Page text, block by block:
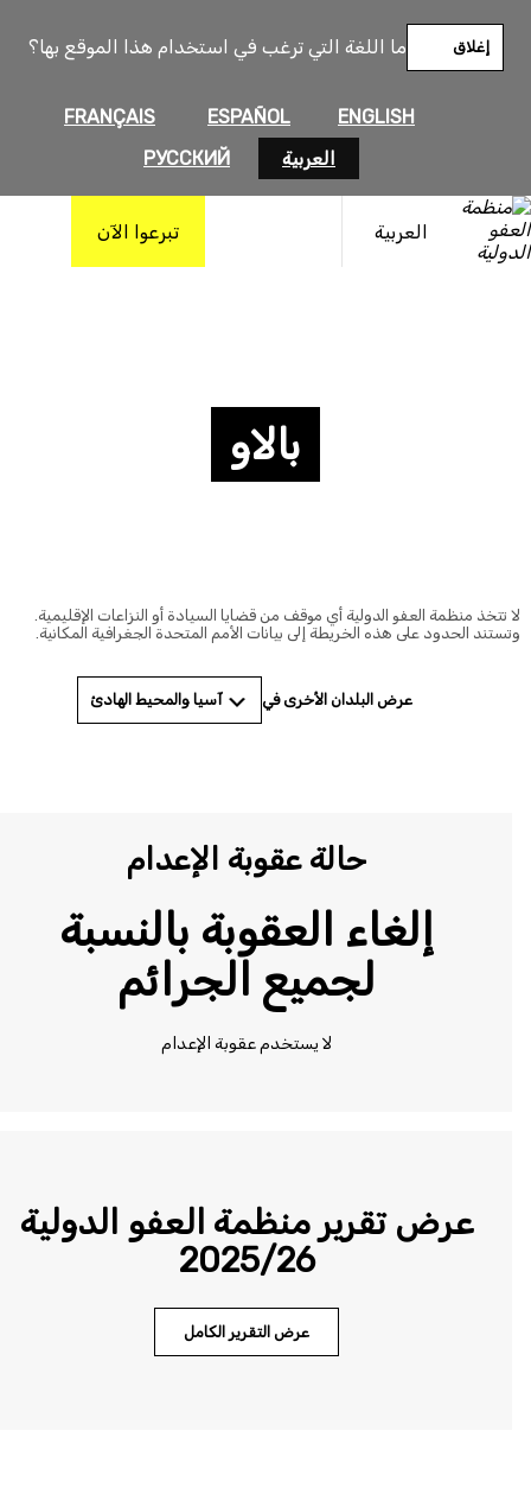
ما اللغة التي ترغب في استخدام هذا الموقع بها؟
ENGLISH
ESPAÑOL
FRANÇAIS
العربية
РУССКИЙ
إغلاق
العربية تبرعوا الآن
بالاو
تتخذ منظمة العفو الدولية أي موقف من قضايا السيادة أو النزاعات الإقليمية.
الحدود على هذه الخريطة إلى بيانات الأمم المتحدة الجغرافية المكانية.
عرض البلدان الأخرى في آسيا والمحيط الهادئ
حالة عقوبة الإعدام
إلغاء العقوبة بالنسبة
لجميع الجرائم
لا يستخدم عقوبة الإعدام
عرض تقرير منظمة العفو الدولية
2025/26
عرض التقرير الكامل